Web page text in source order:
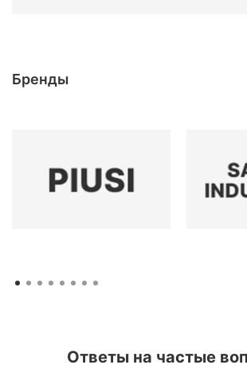
Бренды
Ответы на частые